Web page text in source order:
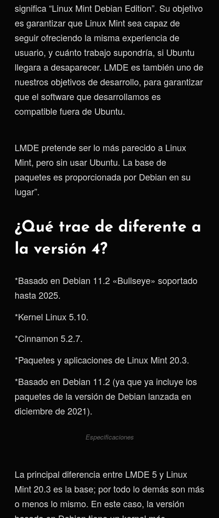
significa “Linux Mint Debian Edition”. Su objetivo
es garantizar que Linux Mint sea capaz de
seguir ofreciendo la misma experiencia de
usuario, y cuánto trabajo supondría, si Ubuntu
llegara a desaparecer. LMDE es también uno de
nuestros objetivos de desarrollo, para garantizar
que el software que desarrollamos es
compatible fuera de Ubuntu.
LMDE pretende ser lo más parecido a Linux
Mint, pero sin usar Ubuntu. La base de
paquetes es proporcionada por Debian en su
lugar”.
¿Qué trae de diferente a
la versión 4?
*Basado en Debian 11.2 «Bullseye» soportado
hasta 2025.
*Kernel Linux 5.10.
*Cinnamon 5.2.7.
*Paquetes y aplicaciones de Linux Mint 20.3.
*Basado en Debian 11.2 (ya que ya incluye los
paquetes de la versión de Debian lanzada en
diciembre de 2021).
Especificaciones
La principal diferencia entre LMDE 5 y Linux
Mint 20.3 es la base; por todo lo demás son más
o menos lo mismo. En este caso, la versión